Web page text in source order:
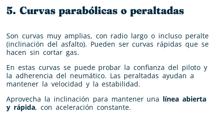
5. Curvas parabólicas o peraltadas
Son curvas muy amplias, con radio largo o incluso peralte
(inclinación del asfalto). Pueden ser curvas rápidas que se
hacen sin cortar gas.
En estas curvas se puede probar la confianza del piloto y
la adherencia del neumático. Las peraltadas ayudan a
mantener la velocidad y la estabilidad.
Aprovecha la inclinación para mantener una línea abierta
y rápida, con aceleración constante.